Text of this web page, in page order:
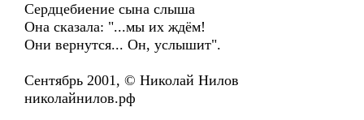
Сердцебиение сына слыша
Она сказала: "...мы их ждём!
Они вернутся... Он, услышит".
Сентябрь 2001, © Николай Нилов
николайнилов.рф